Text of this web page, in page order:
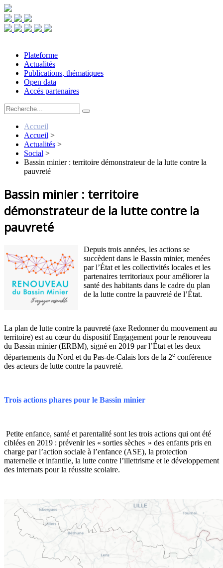
Plateforme
Actualités
Publications, thématiques
Open data
Accés partenaires
Accueil
Accueil >
Actualités >
Social >
Bassin minier : territoire démonstrateur de la lutte contre la
pauvreté
Bassin minier : territoire
démonstrateur de la lutte contre la
pauvreté
Depuis trois années, les actions se
succèdent dans le Bassin minier, menées
par l’État et les collectivités locales et les
partenaires territoriaux pour améliorer la
santé des habitants dans le cadre du plan
de la lutte contre la pauvreté de l’État.
La plan de lutte contre la pauvreté (axe Redonner du mouvement au
territoire) est au cœur du dispositif Engagement pour le renouveau
du Bassin minier (ERBM), signé en 2019 par l’État et les deux
départements du Nord et du Pas-de-Calais lors de la 2e conférence
des acteurs de lutte contre la pauvreté.
Trois actions phares pour le Bassin minier
Petite enfance, santé et parentalité sont les trois actions qui ont été
ciblées en 2019 : prévenir les « sorties sèches » des enfants pris en
charge par l’action sociale à l’enfance (ASE), la protection
maternelle et infantile, la lutte contre l’illettrisme et le développement
des internats pour la réussite scolaire.